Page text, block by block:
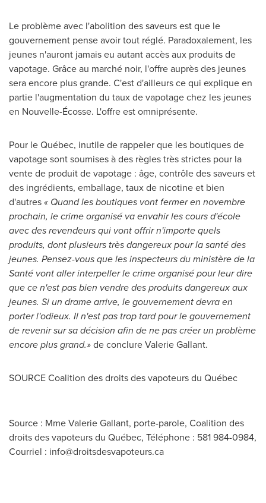
Le problème avec l'abolition des saveurs est que le
gouvernement pense avoir tout réglé. Paradoxalement, les
jeunes n'auront jamais eu autant accès aux produits de
vapotage. Grâce au marché noir, l'offre auprès des jeunes
sera encore plus grande. C'est d'ailleurs ce qui explique en
partie l'augmentation du taux de vapotage chez les jeunes
en Nouvelle-Écosse. L'offre est omniprésente.
Pour le Québec, inutile de rappeler que les boutiques de
vapotage sont soumises à des règles très strictes pour la
vente de produit de vapotage : âge, contrôle des saveurs et
des ingrédients, emballage, taux de nicotine et bien
d'autres« Quand les boutiques vont fermer en novembre
prochain, le crime organisé va envahir les cours d'école
avec des revendeurs qui vont offrir n'importe quels
produits, dont plusieurs très dangereux pour la santé des
jeunes. Pensez-vous que les inspecteurs du ministère de la
Santé vont aller interpeller le crime organisé pour leur dire
que ce n'est pas bien vendre des produits dangereux aux
jeunes. Si un drame arrive, le gouvernement devra en
porter l'odieux. Il n'est pas trop tard pour le gouvernement
de revenir sur sa décision afin de ne pas créer un problème
encore plus grand.»de conclureValerie Gallant.
SOURCE Coalition des droits des vapoteurs du Québec
Source : Mme Valerie Gallant, porte-parole, Coalition des
droits des vapoteurs du Québec, Téléphone : 581 984-0984,
Courriel : info@droitsdesvapoteurs.ca